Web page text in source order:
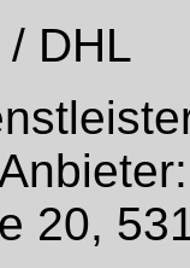
DHL
20,